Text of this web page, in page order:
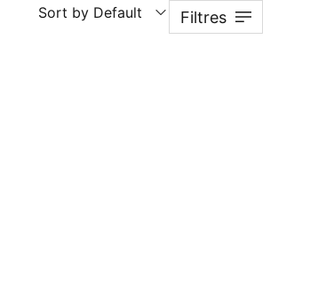
Sort by Default Filtres